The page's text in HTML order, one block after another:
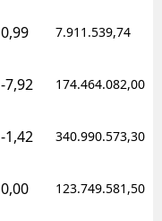
0,99 7.911.539,74
-7,92 174.464.082,00
-1,42 340.990.573,30
0,00 123.749.581,50